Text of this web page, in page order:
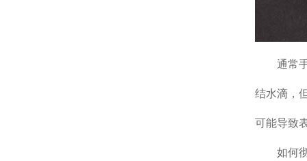
通常手
结水滴，
可能导致
如何彻